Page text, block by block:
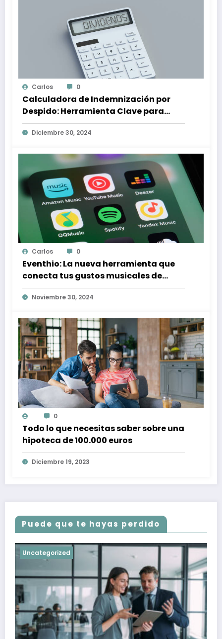
Carlos 0
Calculadora de Indemnización por
Despido: Herramienta Clave para
Proteger tus Derechos Laborales
Diciembre 30, 2024
Carlos 0
Eventhio: La nueva herramienta que
conecta tus gustos musicales de
Spotify con conciertos en tu zona
Noviembre 30, 2024
0
Todo lo que necesitas saber sobre una
hipoteca de 100.000 euros
Diciembre 19, 2023
Puede que te hayas perdido
Uncategorized